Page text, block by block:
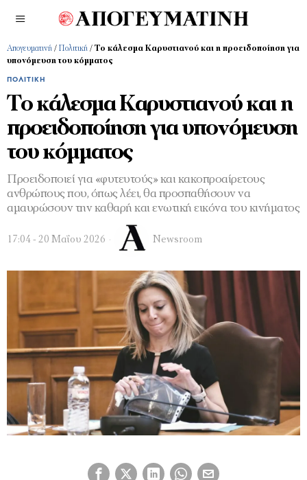
Απογευματινή / Πολιτική / Το κάλεσμα Καρυστιανού και η προειδοποίηση για
υπονόμευση του κόμματος
ΠΟΛΙΤΙΚΉ
Το κάλεσμα Καρυστιανού και η
προειδοποίηση για υπονόμευση
του κόμματος
Προειδοποιεί για «φυτευτούς» και κακοπροαίρετους
ανθρώπους που, όπως λέει, θα προσπαθήσουν να
αμαυρώσουν την καθαρή και ενωτική εικόνα του κινήματος
17:04 - 20 Μαΐου 2026 Newsroom